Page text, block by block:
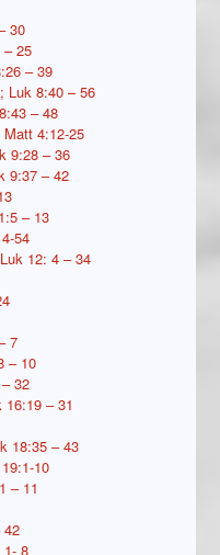
30
– 25
– 39
Luk 8:40 – 56
– 48
4:12-25
9:28 – 36
9:37 – 42
– 13
54
12: 4 – 34
7
– 10
32
– 31
18:35 – 43
10
– 11
42
8